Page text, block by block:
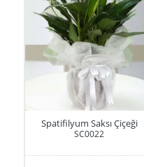
Spatifilyum Saksı Çiçeği
SC0022